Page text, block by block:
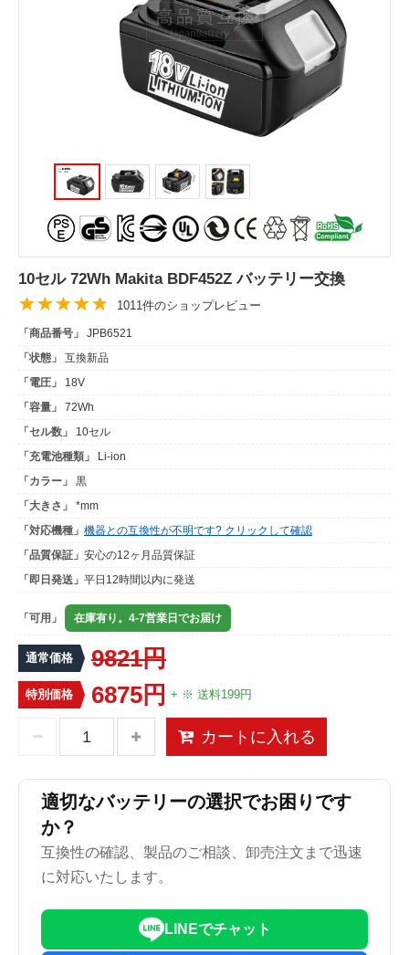
10セル 72Wh Makita BDF452Z バッテリー交換
1011件のショップレビュー
「商品番号」
JPB6521
「状態」
互換新品
「電圧」
18V
「容量」
72Wh
「セル数」
10セル
「充電池種類」
Li-ion
「カラー」
黒
「大きさ」
*mm
「対応機種」 機器との互換性が不明です? クリックして確認
「品質保証」 安心の12ヶ月品質保証
「即日発送」 平日12時間以内に発送
「可用」 在庫有り。4-7営業日でお届け
通常価格 9821円
特別価格 6875円 + ※ 送料199円
カートに入れる
適切なバッテリーの選択でお困りです
か？
互換性の確認、製品のご相談、卸売注文まで迅速
に対応いたします。
LINEでチャット